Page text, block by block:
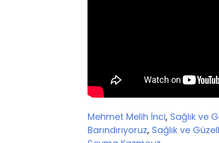
Mehmet Melih İnci, Sağlık ve
Barındırıyoruz, Sağlık ve